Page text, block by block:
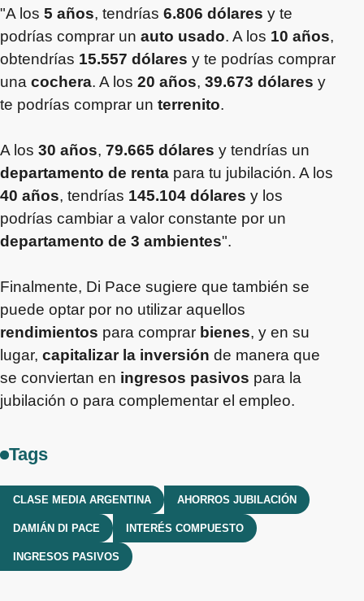
"A los 5 años, tendrías 6.806 dólares y te
podrías comprar un auto usado. A los 10 años,
obtendrías 15.557 dólares y te podrías comprar
una cochera. A los 20 años, 39.673 dólares y
te podrías comprar un terrenito.
A los 30 años, 79.665 dólares y tendrías un
departamento de renta para tu jubilación. A los
40 años, tendrías 145.104 dólares y los
podrías cambiar a valor constante por un
departamento de 3 ambientes".
Finalmente, Di Pace sugiere que también se
puede optar por no utilizar aquellos
rendimientos para comprar bienes, y en su
lugar, capitalizar la inversión de manera que
se conviertan en ingresos pasivos para la
jubilación o para complementar el empleo.
Tags
CLASE MEDIA ARGENTINA AHORROS JUBILACIÓN
DAMIÁN DI PACE INTERÉS COMPUESTO
INGRESOS PASIVOS